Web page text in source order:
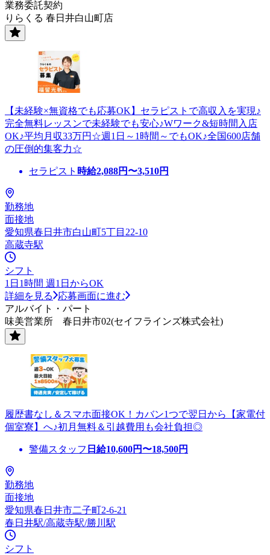
業務委託契約
りらくる 春日井白山町店
【未経験×無資格でも応募OK】セラピストで高収入を実現♪
完全無料レッスンで未経験でも安心♪Wワーク&短時間入店
OK♪平均月収33万円☆週1日～1時間～でもOK♪全国600店舗
の圧倒的集客力☆
セラピスト 時給2,088円〜3,510円
勤務地
面接地
愛知県春日井市白山町5丁目22-10
高蔵寺駅
シフト
1日1時間 週1日からOK
詳細を見る
応募画面に進む
アルバイト・パート
味美営業所 春日井市02(セイフラインズ株式会社)
履歴書なし＆スマホ面接OK！カバン1つで翌日から【家電付
個室寮】へ♪初月無料＆引越費用も会社負担◎
警備スタッフ 日給10,600円〜18,500円
勤務地
面接地
愛知県春日井市二子町2-6-21
春日井駅/高蔵寺駅/勝川駅
シフト